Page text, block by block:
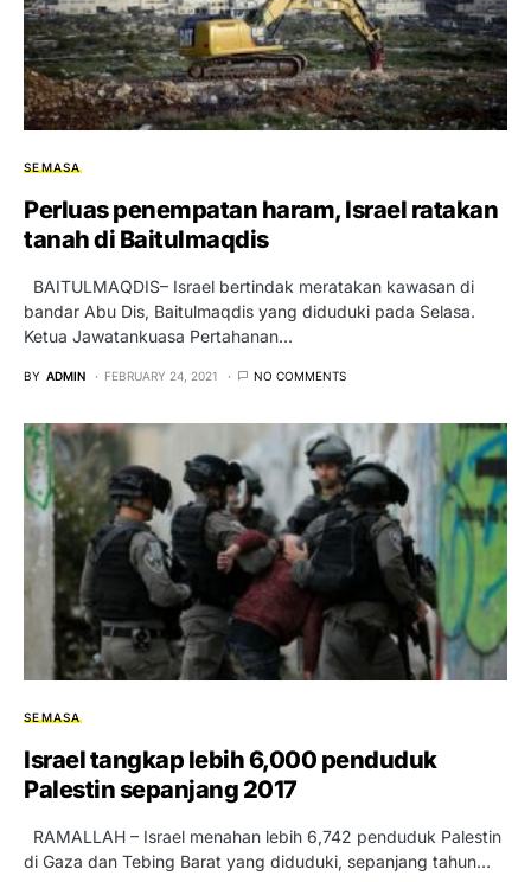
SEMASA
Perluas penempatan haram, Israel ratakan
tanah di Baitulmaqdis
BAITULMAQDIS– Israel bertindak meratakan kawasan di
bandar Abu Dis, Baitulmaqdis yang diduduki pada Selasa.
Ketua Jawatankuasa Pertahanan…
BY ADMIN FEBRUARY 24, 2021 NO COMMENTS
SEMASA
Israel tangkap lebih 6,000 penduduk
Palestin sepanjang 2017
RAMALLAH – Israel menahan lebih 6,742 penduduk Palestin
di Gaza dan Tebing Barat yang diduduki, sepanjang tahun…